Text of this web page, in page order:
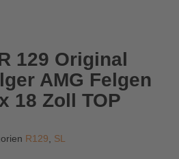
129 Original
AMG Felgen
18 Zoll TOP
R129 SL